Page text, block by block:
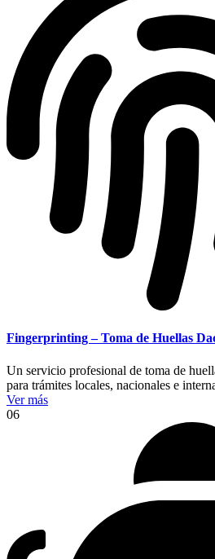
Fingerprinting – Toma de Huellas
Un servicio profesional de toma de
para trámites locales, nacionales e
Ver más
06